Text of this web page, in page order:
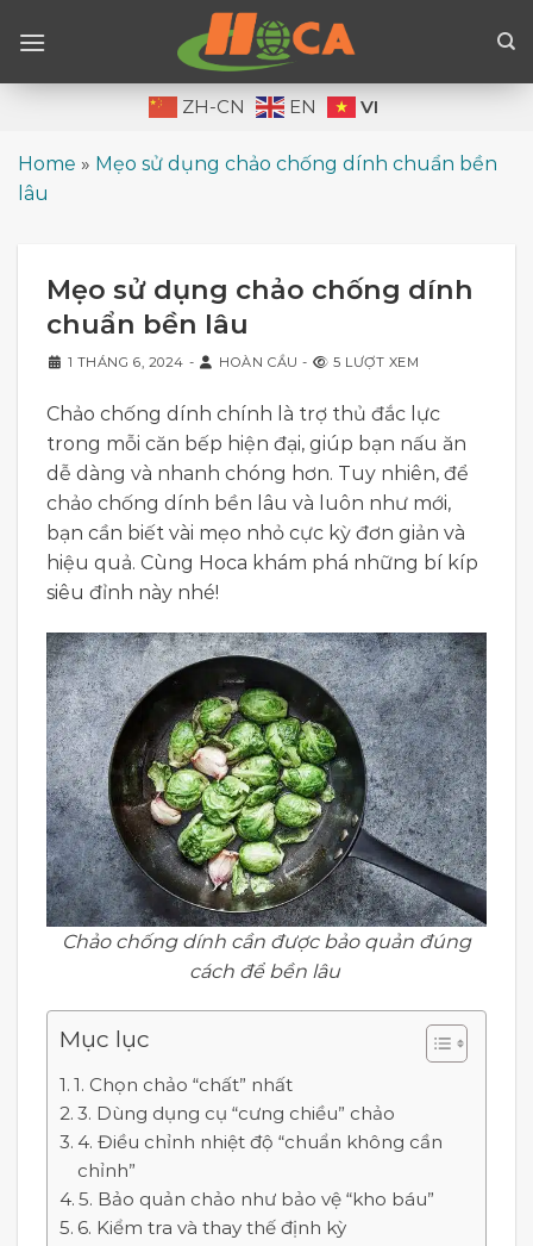
ZH-CN
EN VI
Home » Mẹo sử dụng chảo chống dính chuẩn bền
lâu
Mẹo sử dụng chảo chống dính
chuẩn bền lâu
1 THÁNG 6, 2024 - HOÀN CẦU - 5 LƯỢT XEM
Chảo chống dính chính là trợ thủ đắc lực
trong mỗi căn bếp hiện đại, giúp bạn nấu ăn
dễ dàng và nhanh chóng hơn. Tuy nhiên, để
chảo chống dính bền lâu và luôn như mới,
bạn cần biết vài mẹo nhỏ cực kỳ đơn giản và
hiệu quả. Cùng Hoca khám phá những bí kíp
siêu đỉnh này nhé!
Chảo chống dính cần được bảo quản đúng
cách để bền lâu
Mục lục
1. Chọn chảo “chất” nhất
3. Dùng dụng cụ “cưng chiều” chảo
4. Điều chỉnh nhiệt độ “chuẩn không cần
chỉnh”
5. Bảo quản chảo như bảo vệ “kho báu”
6. Kiểm tra và thay thế định kỳ